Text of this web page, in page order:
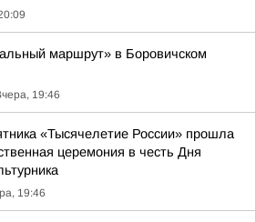
маршрут» в Боровичском
19:46
«Тысячелетие России» прошла
церемония в честь Дня
19:46